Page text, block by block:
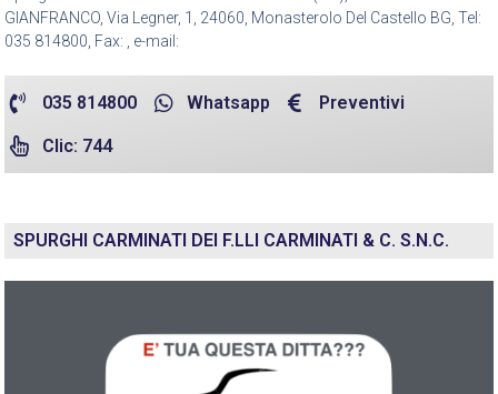
GIANFRANCO, Via Legner, 1, 24060, Monasterolo Del Castello BG, Tel:
035 814800, Fax: , e-mail:
035 814800 Whatsapp Preventivi
Clic: 744
SPURGHI CARMINATI DEI F.LLI CARMINATI & C. S.N.C.